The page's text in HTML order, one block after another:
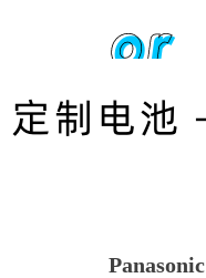
定制电
or